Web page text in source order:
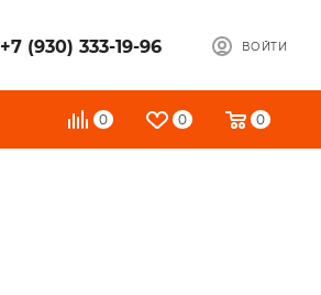
+7 (930) 333-19-96 ВОЙТИ
0 0 0